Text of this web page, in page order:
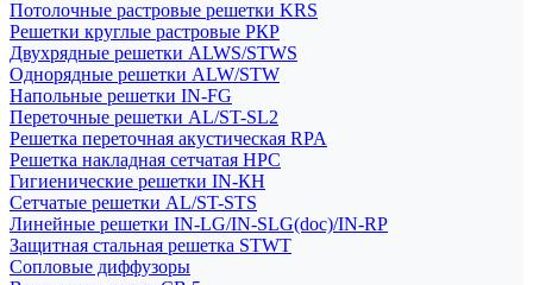
Потолочные растровые решетки KRS
Решетки круглые растровые РКР
Двухрядные решетки ALWS/STWS
Однорядные решетки ALW/STW
Напольные решетки IN-FG
Переточные решетки AL/ST-SL2
Решетка переточная акустическая RPA
Решетка накладная сетчатая НРС
Гигиенические решетки IN-КН
Сетчатые решетки AL/ST-STS
Линейные решетки IN-LG/IN-SLG(doc)/IN-RP
Защитная стальная решетка STWT
Сопловые диффузоры